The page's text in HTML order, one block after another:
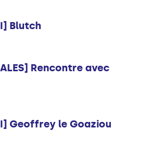
Blutch
Rencontre avec
Geoffrey le Goaziou